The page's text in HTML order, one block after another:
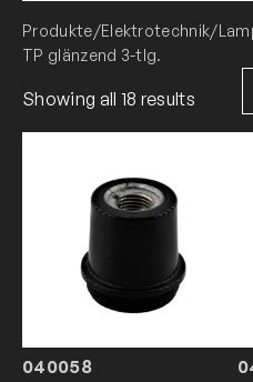
Produkte/Elektrotechnik/
TP glänzend 3-tlg.
Showing all 18 results
040058